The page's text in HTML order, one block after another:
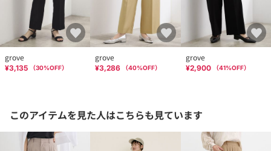
grove
¥3,135 （30%OFF）
grove
¥3,286 （40%OFF）
grove
¥2,900 （41%OFF）